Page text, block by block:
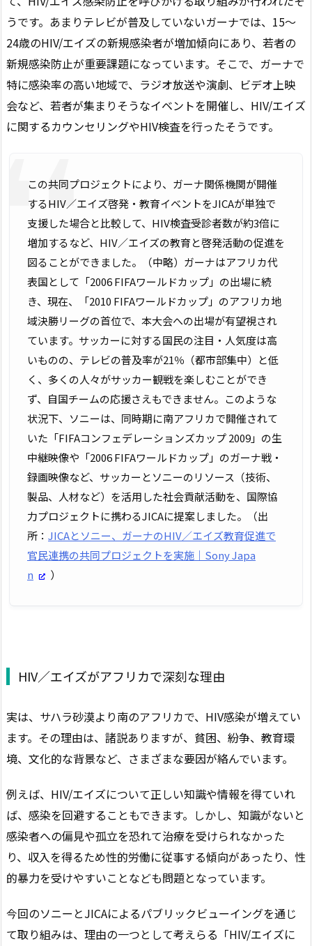
うです。あまりテレビが普及していないガーナでは、15～
24歳のHIV/エイズの新規感染者が増加傾向にあり、若者の
新規感染防止が重要課題になっています。そこで、ガーナで
特に感染率の高い地域で、ラジオ放送や演劇、ビデオ上映
会など、若者が集まりそうなイベントを開催し、HIV/エイズ
に関するカウンセリングやHIV検査を行ったそうです。
この共同プロジェクトにより、ガーナ関係機関が開催
するHIV／エイズ啓発・教育イベントをJICAが単独で
支援した場合と比較して、HIV検査受診者数が約3倍に
増加するなど、HIV／エイズの教育と啓発活動の促進を
図ることができました。（中略）ガーナはアフリカ代
表国として「2006 FIFAワールドカップ」の出場に続
き、現在、「2010 FIFAワールドカップ」のアフリカ地
域決勝リーグの首位で、本大会への出場が有望視され
ています。サッカーに対する国民の注目・人気度は高
いものの、テレビの普及率が21％（都市部集中）と低
く、多くの人々がサッカー観戦を楽しむことができ
ず、自国チームの応援さえもできません。このような
状況下、ソニーは、同時期に南アフリカで開催されて
いた「FIFAコンフェデレーションズカップ 2009」の生
中継映像や「2006 FIFAワールドカップ」のガーナ戦・
録画映像など、サッカーとソニーのリソース（技術、
製品、人材など）を活用した社会貢献活動を、国際協
力プロジェクトに携わるJICAに提案しました。（出
所： JICAとソニー、ガーナのHIV／エイズ教育促進で
官民連携の共同プロジェクトを実施｜Sony Japa
n
）
HIV／エイズがアフリカで深刻な理由
実は、サハラ砂漠より南のアフリカで、HIV感染が増えてい
ます。その理由は、諸説ありますが、貧困、紛争、教育環
境、文化的な背景など、さまざまな要因が絡んでいます。
例えば、HIV/エイズについて正しい知識や情報を得ていれ
ば、感染を回避することもできます。しかし、知識がないと
感染者への偏見や孤立を恐れて治療を受けられなかった
り、収入を得るため性的労働に従事する傾向があったり、性
的暴力を受けやすいことなども問題となっています。
今回のソニーとJICAによるパブリックビューイングを通じ
て取り組みは、理由の一つとして考えらる「HIV/エイズに